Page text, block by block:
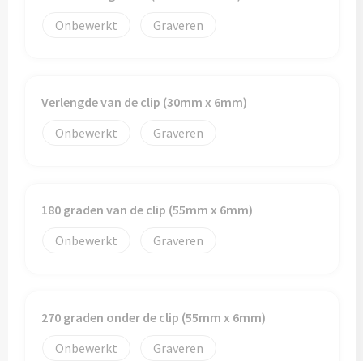
Onbewerkt
Graveren
Verlengde van de clip (30mm x 6mm)
Onbewerkt
Graveren
180 graden van de clip (55mm x 6mm)
Onbewerkt
Graveren
270 graden onder de clip (55mm x 6mm)
Onbewerkt
Graveren